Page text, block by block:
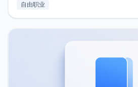
了我的首个产品ImgURL的真实数据和
自由职业